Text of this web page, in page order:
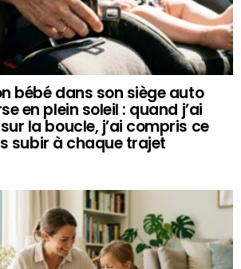
bébé dans son siège auto
en plein soleil : quand j’ai
la boucle, j’ai compris ce
subir à chaque trajet